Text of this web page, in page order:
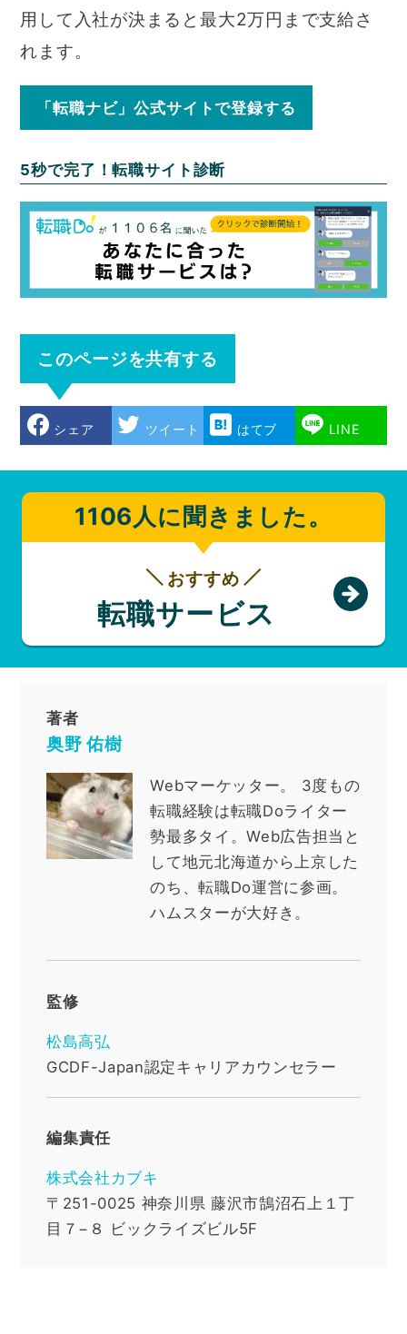
用して入社が決まると最大2万円まで支給さ
れます。
「転職ナビ」公式サイトで登録する
5秒で完了！転職サイト診断
このページを共有する
シェア ツイート はてブ LINE
1106人に聞きました。
おすすめ
転職サービス
著者
奥野 佑樹
Webマーケッター。 3度もの
転職経験は転職Doライター
勢最多タイ。Web広告担当と
して地元北海道から上京した
のち、転職Do運営に参画。
ハムスターが大好き。
監修
松島高弘
GCDF-Japan認定キャリアカウンセラー
編集責任
株式会社カブキ
〒251-0025 神奈川県 藤沢市鵠沼石上１丁
目７−８ ビックライズビル5F